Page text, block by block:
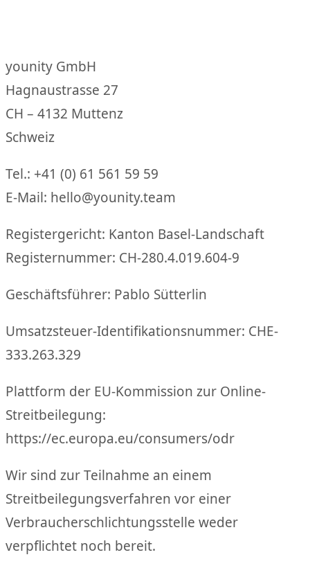
younity GmbH
Hagnaustrasse 27
CH – 4132 Muttenz
Schweiz
Tel.: +41 (0) 61 561 59 59
E-Mail: hello@younity.team
Registergericht: Kanton Basel-Landschaft
Registernummer: CH-280.4.019.604-9
Geschäftsführer: Pablo Sütterlin
Umsatzsteuer-Identifikationsnummer: CHE-
333.263.329
Plattform der EU-Kommission zur Online-
Streitbeilegung:
https://ec.europa.eu/consumers/odr
Wir sind zur Teilnahme an einem
Streitbeilegungsverfahren vor einer
Verbraucherschlichtungsstelle weder
verpflichtet noch bereit.